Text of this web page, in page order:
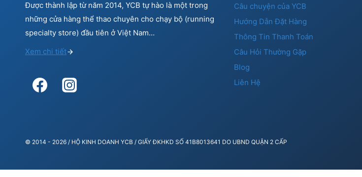
Được thành lập từ năm 2014, YCB tự hào là một trong
những cửa hàng thể thao chuyên cho chạy bộ (running
specialty store) đầu tiên ở Việt Nam…
Xem chi tiết
Câu chuyện của YCB
Hướng Dẫn Đặt Hàng
Thông Tin Thanh Toán
Câu Hỏi Thường Gặp
Blog
Liên Hệ
© 2014 - 2026 / HỘ KINH DOANH YCB / GIẤY ĐKHKD SỐ 41B8013641 DO UBND QUẬN 2 CẤP